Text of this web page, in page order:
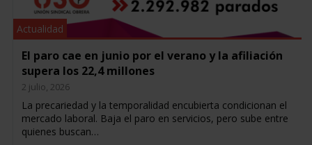
Actualidad
El paro cae en junio por el verano y la afiliación
supera los 22,4 millones
2 julio, 2026
La precariedad y la temporalidad encubierta condicionan el
mercado laboral. Baja el paro en servicios, pero sube entre
quienes buscan…